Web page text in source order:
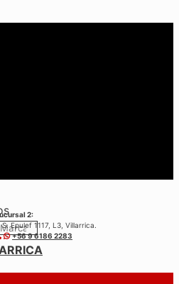
2:
S. Epulef 1117, L3, Villarrica.
+56 9 6186 2283